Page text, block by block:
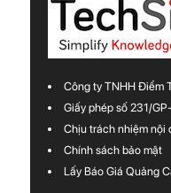
Công ty TNHH Điểm
Giấy phép số 231/
Chịu trách nhiệm nội
Chính sách bảo mật
Lấy Báo Giá Quảng